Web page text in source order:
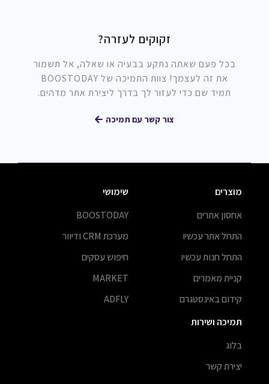
זקוקים לעזרה?
בכל פעם שאתה נתקע בבעיה או שאלה, אל תשמור
את זה לעצמך! צוות התמיכה של BOOSTODAY
תמיד שם כדי לעזור לך בדרך ליצירת אתר מדהים.
צור קשר עם תמיכה
מוצרים
אחסון אתרים
התחל אתר עכשיו
התחל חנות עכשיו
קניית מאמרים
קידום באינסטגרם
שימושי
BOOSTODAY
מערכת CRM ודיוור
חיפוש עסקים
MARKET
ADFLY
תמיכה ושירות
בלוג
יצירת קשר